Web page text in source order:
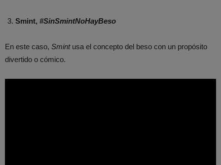
Smint, #SinSmintNoHayBeso
En este caso, Smintusa el concepto del beso con un propósito
divertido o cómico.